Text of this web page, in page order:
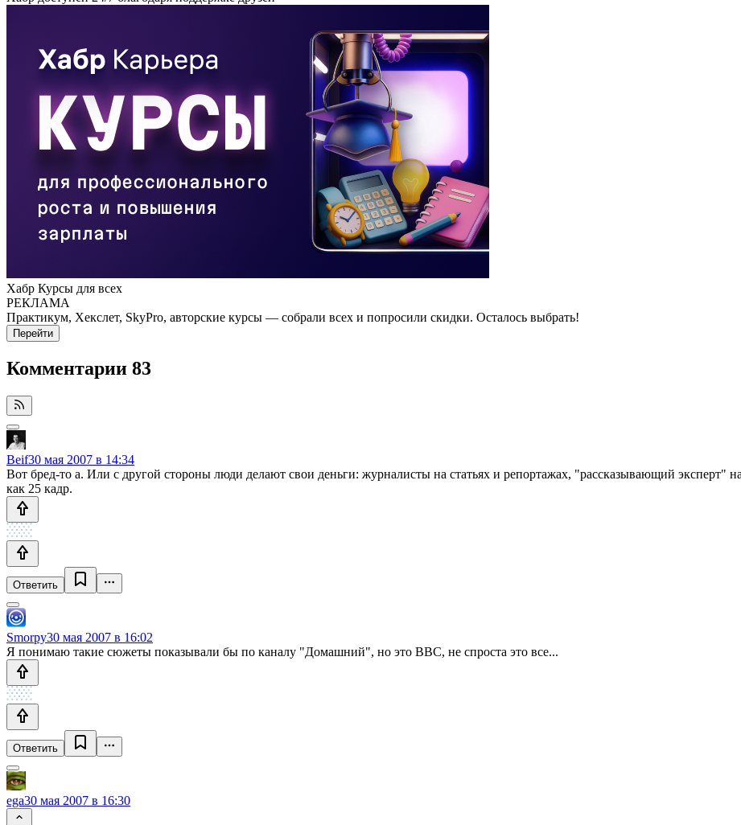
Хабр Курсы для всех
РЕКЛАМА
Практикум, Хекслет, SkyPro, авторские курсы — собрали всех и попросили скидки. Осталось выбрать!
Перейти
Комментарии 83
Beif30 мая 2007 в 14:34
Вот бред-то а. Или с другой стороны люди делают свои деньги: журналисты на статьях и репортажах, "рассказывающий эксперт"
как 25 кадр.
Ответить
Smorpy30 мая 2007 в 16:02
Я понимаю такие сюжеты показывали бы по каналу "Домашний", но это BBC, не спроста это все...
Ответить
ega30 мая 2007 в 16:30